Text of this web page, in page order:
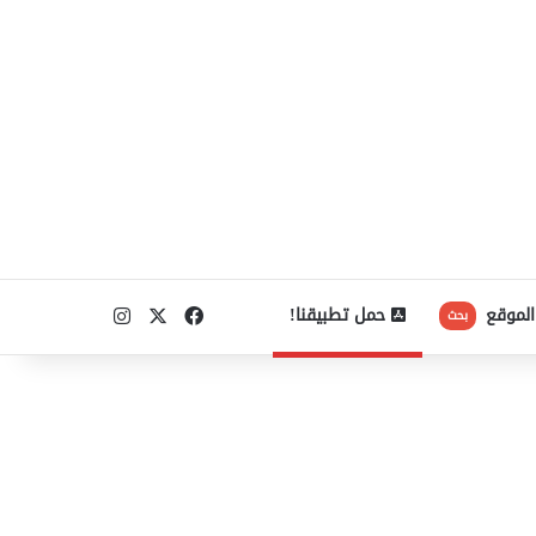
بحث حمل تطبيقنا! فيسبوكانستقرام